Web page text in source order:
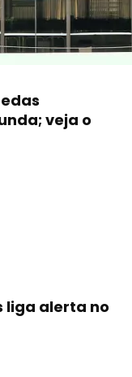
veja o
liga alerta no